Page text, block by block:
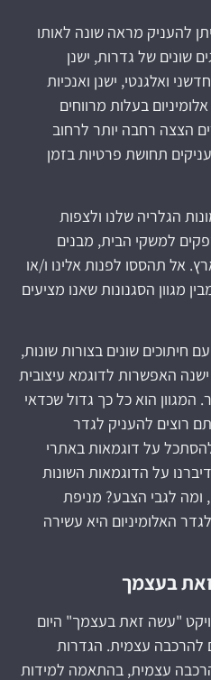
להעניק מראה שונה לאותו
שונים של גדרות, ישנן
ואלגנטי, ישנן ואנכיות
בעלות מרווחים
הצצה רחבה יותר לרחוב
תחושת פרטיות בזמן
הגלריה שלנו ולצפות
למשקי הבית, מבנים
אל תהססו לפנות אלינו ו/או
מגוון הסגנונות שאנו מציעים
חיתוכים שונים בצורות שונות,
האפשרות לדוגמא עיצובית
הוא כל כך גדול שכדאי
רוצים להעניק לגדר
על דוגמאות באתרי
על הדוגמאות השונות
ומה לגבי הצבע? מניפת
האלומיניום היא עשירה
זאת בעצמך
"עשה זאת בעצמך" היום
להרכבה עצמית. הגדרות
עצמית, בהתאמה למידות